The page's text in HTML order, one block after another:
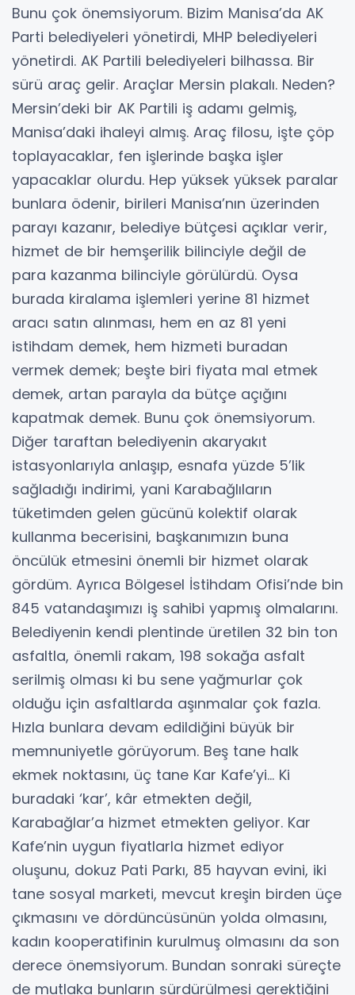
Bunu çok önemsiyorum. Bizim Manisa’da AK
Parti belediyeleri yönetirdi, MHP belediyeleri
yönetirdi. AK Partili belediyeleri bilhassa. Bir
sürü araç gelir. Araçlar Mersin plakalı. Neden?
Mersin’deki bir AK Partili iş adamı gelmiş,
Manisa’daki ihaleyi almış. Araç filosu, işte çöp
toplayacaklar, fen işlerinde başka işler
yapacaklar olurdu. Hep yüksek yüksek paralar
bunlara ödenir, birileri Manisa’nın üzerinden
parayı kazanır, belediye bütçesi açıklar verir,
hizmet de bir hemşerilik bilinciyle değil de
para kazanma bilinciyle görülürdü. Oysa
burada kiralama işlemleri yerine 81 hizmet
aracı satın alınması, hem en az 81 yeni
istihdam demek, hem hizmeti buradan
vermek demek; beşte biri fiyata mal etmek
demek, artan parayla da bütçe açığını
kapatmak demek. Bunu çok önemsiyorum.
Diğer taraftan belediyenin akaryakıt
istasyonlarıyla anlaşıp, esnafa yüzde 5’lik
sağladığı indirimi, yani Karabağlıların
tüketimden gelen gücünü kolektif olarak
kullanma becerisini, başkanımızın buna
öncülük etmesini önemli bir hizmet olarak
gördüm. Ayrıca Bölgesel İstihdam Ofisi’nde bin
845 vatandaşımızı iş sahibi yapmış olmalarını.
Belediyenin kendi plentinde üretilen 32 bin ton
asfaltla, önemli rakam, 198 sokağa asfalt
serilmiş olması ki bu sene yağmurlar çok
olduğu için asfaltlarda aşınmalar çok fazla.
Hızla bunlara devam edildiğini büyük bir
memnuniyetle görüyorum. Beş tane halk
ekmek noktasını, üç tane Kar Kafe’yi… Ki
buradaki ‘kar’, kâr etmekten değil,
Karabağlar’a hizmet etmekten geliyor. Kar
Kafe’nin uygun fiyatlarla hizmet ediyor
oluşunu, dokuz Pati Parkı, 85 hayvan evini, iki
tane sosyal marketi, mevcut kreşin birden üçe
çıkmasını ve dördüncüsünün yolda olmasını,
kadın kooperatifinin kurulmuş olmasını da son
derece önemsiyorum. Bundan sonraki süreçte
de mutlaka bunların sürdürülmesi gerektiğini